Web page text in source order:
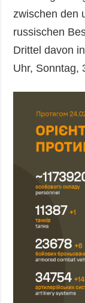
zwischen den
russischen
Drittel davon
Uhr, Sonntag,